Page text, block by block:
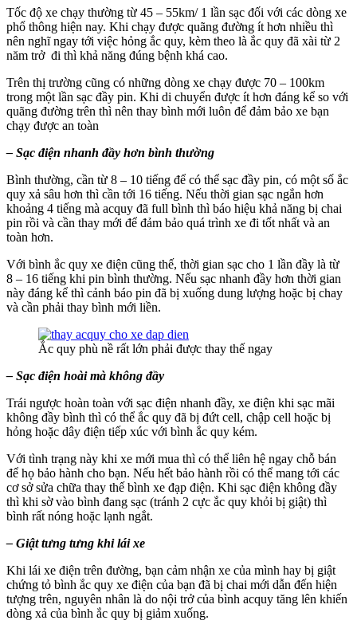
Tốc độ xe chạy thường từ 45 – 55km/ 1 lần sạc đối với các dòng xe
phổ thông hiện nay. Khi chạy được quãng đường ít hơn nhiều thì
nên nghĩ ngay tới việc hỏng ắc quy, kèm theo là ắc quy đã xài từ 2
năm trở đi thì khả năng đúng bệnh khá cao.
Trên thị trường cũng có những dòng xe chạy được 70 – 100km
trong một lần sạc đầy pin. Khi di chuyển được ít hơn đáng kể so với
quãng đường trên thì nên thay bình mới luôn để đảm bảo xe bạn
chạy được an toàn
– Sạc điện nhanh đầy hơn bình thường
Bình thường, cần từ 8 – 10 tiếng để có thể sạc đầy pin, có một số ắc
quy xả sâu hơn thì cần tới 16 tiếng. Nếu thời gian sạc ngắn hơn
khoảng 4 tiếng mà acquy đã full bình thì báo hiệu khả năng bị chai
pin rồi và cần thay mới để đảm bảo quá trình xe đi tốt nhất và an
toàn hơn.
Với bình ắc quy xe điện cũng thế, thời gian sạc cho 1 lần đầy là từ
8 – 16 tiếng khi pin bình thường. Nếu sạc nhanh đầy hơn thời gian
này đáng kể thì cảnh báo pin đã bị xuống dung lượng hoặc bị chay
và cần phải thay bình mới liền.
Ắc quy phù nề rất lớn phải được thay thế ngay
– Sạc điện hoài mà không đầy
Trái ngược hoàn toàn với sạc điện nhanh đầy, xe điện khi sạc mãi
không đầy bình thì có thể ắc quy đã bị đứt cell, chập cell hoặc bị
hỏng hoặc dây điện tiếp xúc với bình ắc quy kém.
Với tình trạng này khi xe mới mua thì có thể liên hệ ngay chỗ bán
để họ bảo hành cho bạn. Nếu hết bảo hành rồi có thể mang tới các
cơ sở sửa chữa thay thế bình xe đạp điện. Khi sạc điện không đầy
thì khi sờ vào bình đang sạc (tránh 2 cực ắc quy khỏi bị giật) thì
bình rất nóng hoặc lạnh ngắt.
– Giật tưng tưng khi lái xe
Khi lái xe điện trên đường, bạn cảm nhận xe của mình hay bị giật
chứng tỏ bình ắc quy xe điện của bạn đã bị chai mới dẫn đến hiện
tượng trên, nguyên nhân là do nội trở của bình acquy tăng lên khiến
dòng xả của bình ắc quy bị giảm xuống.